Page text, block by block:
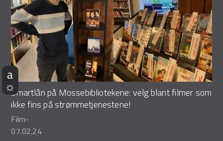
Smartlån på Mossebibliotekene: velg blant filmer som
ikke fins på strømmetjenestene!
Film-
07.02.24